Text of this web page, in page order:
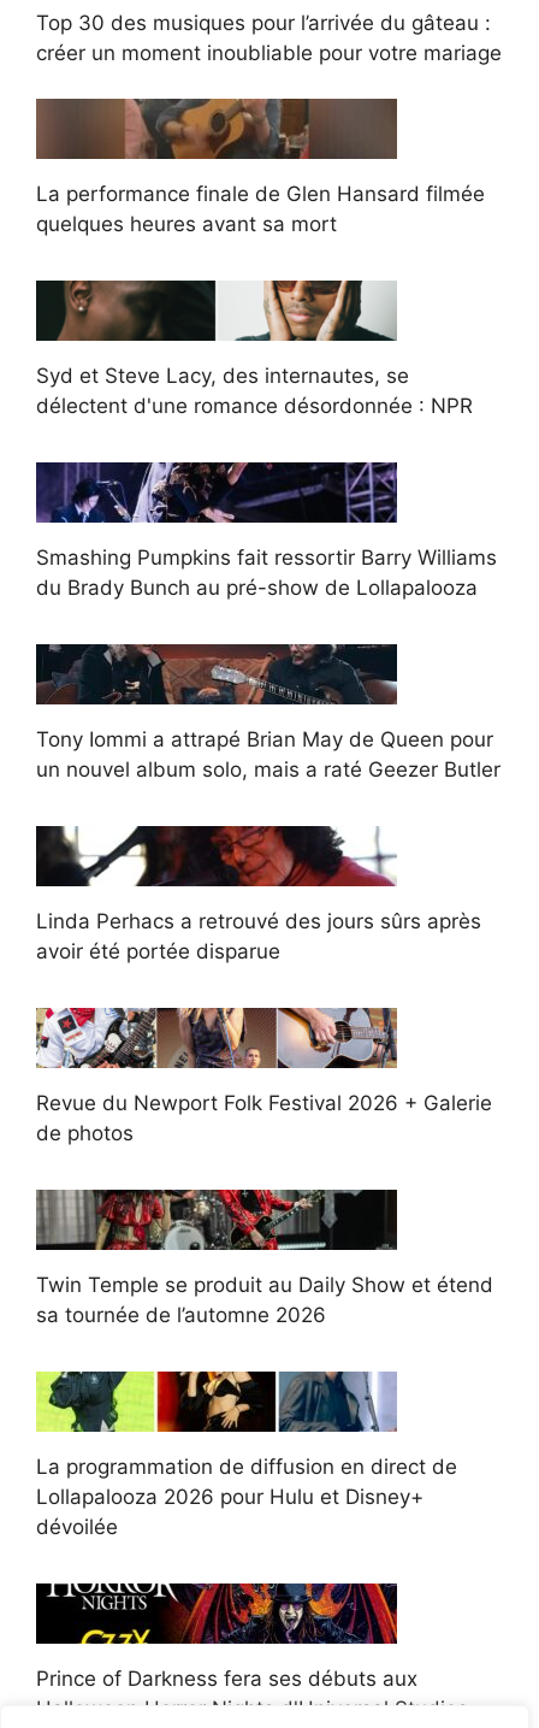
Top 30 des musiques pour l’arrivée du gâteau :
créer un moment inoubliable pour votre mariage
La performance finale de Glen Hansard filmée
quelques heures avant sa mort
Syd et Steve Lacy, des internautes, se
délectent d'une romance désordonnée : NPR
Smashing Pumpkins fait ressortir Barry Williams
du Brady Bunch au pré-show de Lollapalooza
Tony Iommi a attrapé Brian May de Queen pour
un nouvel album solo, mais a raté Geezer Butler
Linda Perhacs a retrouvé des jours sûrs après
avoir été portée disparue
Revue du Newport Folk Festival 2026 + Galerie
de photos
Twin Temple se produit au Daily Show et étend
sa tournée de l’automne 2026
La programmation de diffusion en direct de
Lollapalooza 2026 pour Hulu et Disney+
dévoilée
Prince of Darkness fera ses débuts aux
Halloween Horror Nights d'Universal Studios